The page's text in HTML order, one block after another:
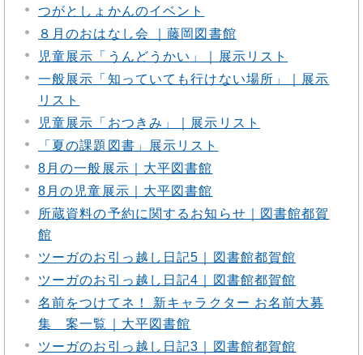
つがとしょかんのイベント
８月のおはなし会 ｜藤岡図書館
児童展示「うんどうかい」｜展示リスト
一般展示「知っていても行けない場所」｜展示
リスト
児童展示「おつきみ」｜展示リスト
「夏の課題図書」展示リスト
8月の一般展示｜大平図書館
8月の児童展示｜大平図書館
所蔵資料の予約に関するお知らせ｜図書館都賀
館
ツーガのお引っ越し日記5｜図書館都賀館
ツーガのお引っ越し日記4｜図書館都賀館
名前をつけてネ！ 新キャラクター お名前大募
集 案一覧｜大平図書館
ツーガのお引っ越し日記3｜図書館都賀館